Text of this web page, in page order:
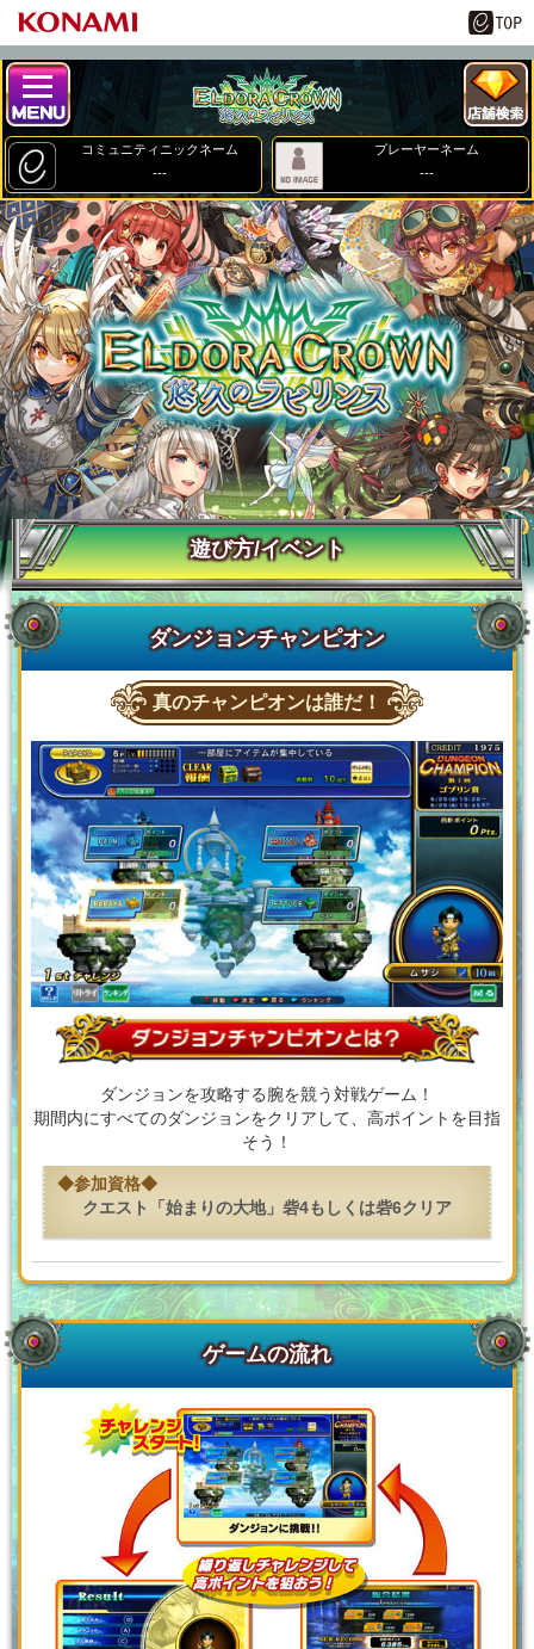
コミュニティニックネーム
---
プレーヤーネーム
---
遊び方/イベント
ダンジョンチャンピオン
真のチャンピオンは誰だ！
ダンジョンを攻略する腕を競う対戦ゲーム！
期間内にすべてのダンジョンをクリアして、高ポイントを目指
そう！
クエスト「始まりの大地」砦4もしくは砦6クリア
ゲームの流れ